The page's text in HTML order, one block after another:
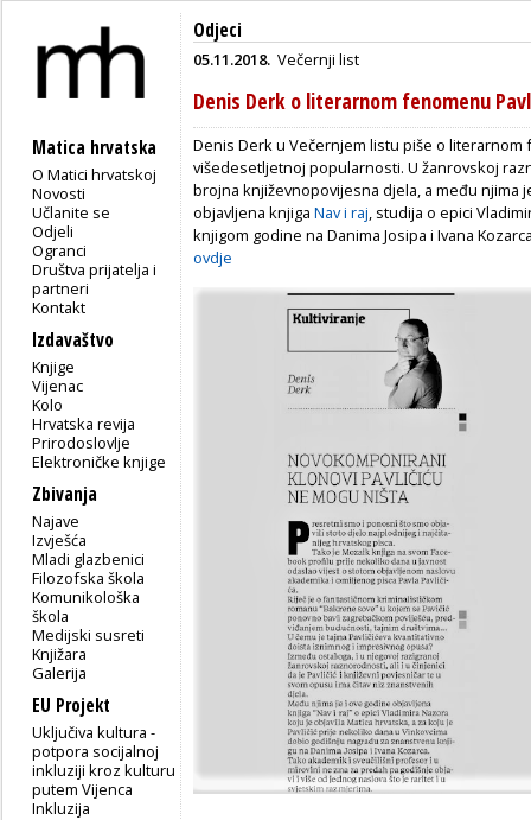
Matica hrvatska
O Matici hrvatskoj
Novosti
Učlanite se
Odjeli
Ogranci
Društva prijatelja i
partneri
Kontakt
Izdavaštvo
Knjige
Vijenac
Kolo
Hrvatska revija
Prirodoslovlje
Elektroničke knjige
Zbivanja
Najave
Izvješća
Mladi glazbenici
Filozofska škola
Komunikološka
škola
Medijski susreti
Knjižara
Galerija
EU Projekt
Uključiva kultura -
potpora socijalnoj
inkluziji kroz kulturu
putem Vijenca
Inkluzija
Odjeci
05.11.2018. Večernji list
Denis Derk o literarnom fenomenu
Denis Derk u Večernjem listu piše o literarnom
višedesetljetnoj popularnosti. U žanrovskoj
brojna književnopovijesna djela, a među njima
objavljena knjiga Nav i raj , studija o epici
knjigom godine na Danima Josipa i Ivana
ovdje